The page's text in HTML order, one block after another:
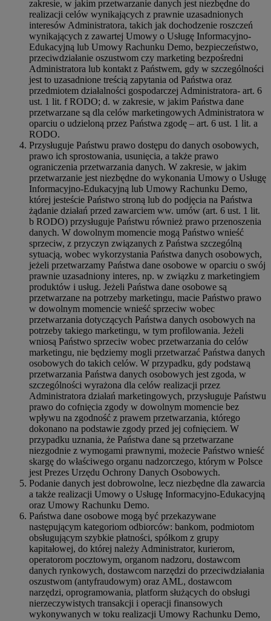
zakresie, w jakim przetwarzanie danych jest niezbędne do
realizacji celów wynikających z prawnie uzasadnionych
interesów Administratora, takich jak dochodzenie roszczeń
wynikających z zawartej Umowy o Usługę Informacyjno-
Edukacyjną lub Umowy Rachunku Demo, bezpieczeństwo,
przeciwdziałanie oszustwom czy marketing bezpośredni
Administratora lub kontakt z Państwem, gdy w szczególności
jest to uzasadnione treścią zapytania od Państwa oraz
przedmiotem działalności gospodarczej Administratora- art. 6
ust. 1 lit. f RODO; d. w zakresie, w jakim Państwa dane
przetwarzane są dla celów marketingowych Administratora w
oparciu o udzieloną przez Państwa zgodę – art. 6 ust. 1 lit. a
RODO.
Przysługuje Państwu prawo dostępu do danych osobowych,
prawo ich sprostowania, usunięcia, a także prawo
ograniczenia przetwarzania danych. W zakresie, w jakim
przetwarzanie jest niezbędne do wykonania Umowy o Usługę
Informacyjno-Edukacyjną lub Umowy Rachunku Demo,
której jesteście Państwo stroną lub do podjęcia na Państwa
żądanie działań przed zawarciem ww. umów (art. 6 ust. 1 lit.
b RODO) przysługuje Państwu również prawo przenoszenia
danych. W dowolnym momencie mogą Państwo wnieść
sprzeciw, z przyczyn związanych z Państwa szczególną
sytuacją, wobec wykorzystania Państwa danych osobowych,
jeżeli przetwarzamy Państwa dane osobowe w oparciu o swój
prawnie uzasadniony interes, np. w związku z marketingiem
produktów i usług. Jeżeli Państwa dane osobowe są
przetwarzane na potrzeby marketingu, macie Państwo prawo
w dowolnym momencie wnieść sprzeciw wobec
przetwarzania dotyczących Państwa danych osobowych na
potrzeby takiego marketingu, w tym profilowania. Jeżeli
wniosą Państwo sprzeciw wobec przetwarzania do celów
marketingu, nie będziemy mogli przetwarzać Państwa danych
osobowych do takich celów. W przypadku, gdy podstawą
przetwarzania Państwa danych osobowych jest zgoda, w
szczególności wyrażona dla celów realizacji przez
Administratora działań marketingowych, przysługuje Państwu
prawo do cofnięcia zgody w dowolnym momencie bez
wpływu na zgodność z prawem przetwarzania, którego
dokonano na podstawie zgody przed jej cofnięciem. W
przypadku uznania, że Państwa dane są przetwarzane
niezgodnie z wymogami prawnymi, możecie Państwo wnieść
skargę do właściwego organu nadzorczego, którym w Polsce
jest Prezes Urzędu Ochrony Danych Osobowych.
Podanie danych jest dobrowolne, lecz niezbędne dla zawarcia
a także realizacji Umowy o Usługę Informacyjno-Edukacyjną
oraz Umowy Rachunku Demo.
Państwa dane osobowe mogą być przekazywane
następującym kategoriom odbiorców: bankom, podmiotom
obsługującym szybkie płatności, spółkom z grupy
kapitałowej, do której należy Administrator, kurierom,
operatorom pocztowym, organom nadzoru, dostawcom
danych rynkowych, dostawcom narzędzi do przeciwdziałania
oszustwom (antyfraudowym) oraz AML, dostawcom
narzędzi, oprogramowania, platform służących do obsługi
nierzeczywistych transakcji i operacji finansowych
wykonywanych w toku realizacji Umowy Rachunku Demo,